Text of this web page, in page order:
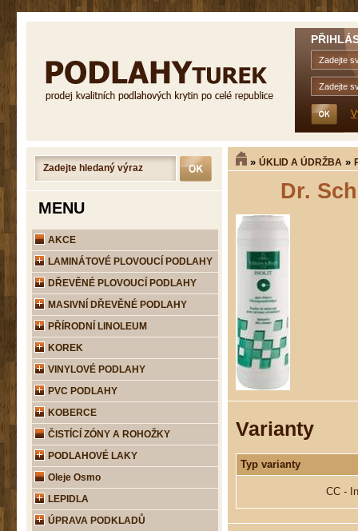
» ÚKLID A ÚDRŽBA »
Dr.
Varianty
Typ varianty
CC -
MENU
AKCE
LAMINÁTOVÉ PLOVOUCÍ PODLAHY
DŘEVĚNÉ PLOVOUCÍ PODLAHY
MASIVNÍ DŘEVĚNÉ PODLAHY
PŘÍRODNÍ LINOLEUM
KOREK
VINYLOVÉ PODLAHY
PVC PODLAHY
KOBERCE
ČISTÍCÍ ZÓNY A ROHOŽKY
PODLAHOVÉ LAKY
Oleje Osmo
LEPIDLA
ÚPRAVA PODKLADŮ